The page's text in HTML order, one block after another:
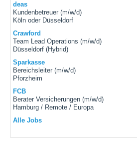
deas
Kundenbetreuer (m/w/d)
Köln oder Düsseldorf
Crawford
Team Lead Operations (m/w/d)
Düsseldorf (Hybrid)
Sparkasse
Bereichsleiter (m/w/d)
Pforzheim
FCB
Berater Versicherungen (m/w/d)
Hamburg / Remote / Europa
Alle Jobs